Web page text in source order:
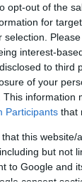
opt-out of the
for
selection.
interest-
to third
of your
This information
Participants that
that this
but not
to Google and
consent